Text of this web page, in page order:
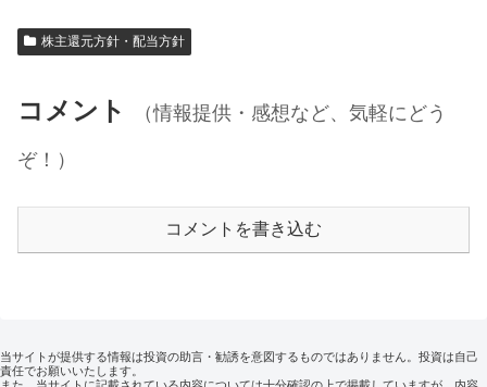
株主還元方針・配当方針
コメント
（情報提供・感想など、気軽にどう
ぞ！）
コメントを書き込む
当サイトが提供する情報は投資の助言・勧誘を意図するものではありません。投資は自己
責任でお願いいたします。